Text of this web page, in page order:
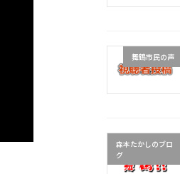
舞鶴市民の声
森本たかしのブロ
グ